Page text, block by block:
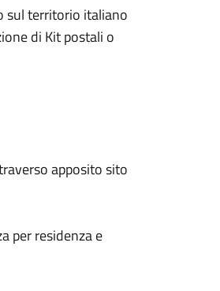
sul territorio italiano
di Kit postali o
apposito sito
per residenza e